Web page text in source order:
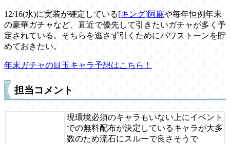
12/16(水)に実装が確定している[キング]阿麻や毎年恒例年末
の豪華ガチャなど、直近で優先して引きたいガチャが多く予
定されている。そちらを逃さず引くためにパワストーンを貯
めておきたい。
年末ガチャの目玉キャラ予想はこちら！
担当コメント
現環境必須のキャラもいない上にイベント
での無料配布が決定しているキャラが大多
数のため流石にスルーで良さそうで